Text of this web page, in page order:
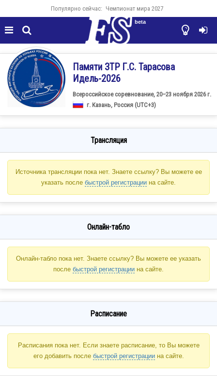
Популярно сейчас: Чемпионат мира 2027
  

beta
Памяти ЗТР Г.С. Тарасова
Идель-2026
Всероссийское соревнование, 20–23 ноября 2026 г.
г. Казань, Россия (UTC+3)
Трансляция
Источника трансляции пока нет. Знаете ссылку? Вы можете ее
указать после быстрой регистрации на сайте.
Онлайн-табло
Онлайн-табло пока нет. Знаете ссылку? Вы можете ее указать
после быстрой регистрации на сайте.
Расписание
Расписания пока нет. Если знаете расписание, то Вы можете
его добавить после быстрой регистрациина сайте.